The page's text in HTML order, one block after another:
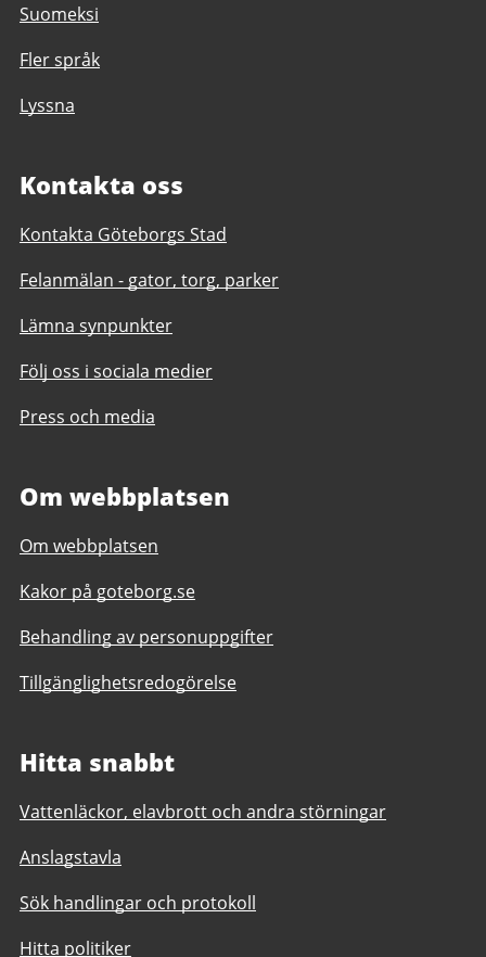
Suomeksi
Fler språk
Lyssna
Kontakta oss
Kontakta Göteborgs Stad
Felanmälan - gator, torg, parker
Lämna synpunkter
Följ oss i sociala medier
Press och media
Om webbplatsen
Om webbplatsen
Kakor på goteborg.se
Behandling av personuppgifter
Tillgänglighetsredogörelse
Hitta snabbt
Vattenläckor, elavbrott och andra störningar
Anslagstavla
Sök handlingar och protokoll
Hitta politiker